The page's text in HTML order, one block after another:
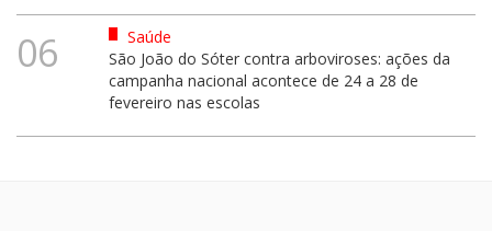
06
Saúde
São João do Sóter contra arboviroses: ações da
campanha nacional acontece de 24 a 28 de
fevereiro nas escolas